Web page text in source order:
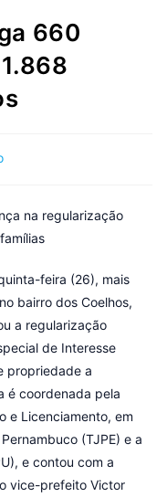
660
na regularização
feira (26), mais
bairro dos Coelhos,
a regularização
de Interesse
propriedade a
é coordenada pela
e Licenciamento, em
(TJPE) e a
e contou com a
vice-prefeito Victor